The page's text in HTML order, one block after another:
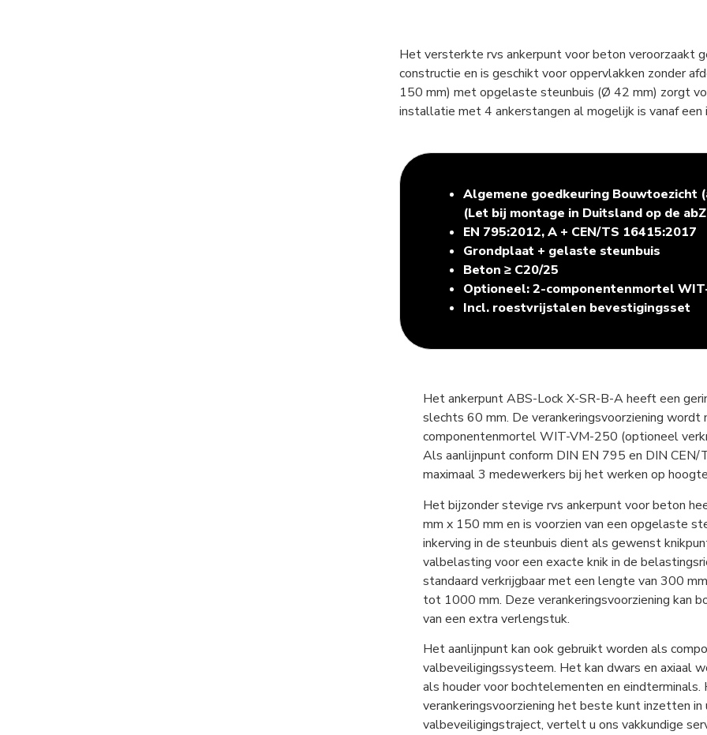
Het versterkte rvs ankerpunt voor beton veroorzaakt
constructie en is geschikt voor oppervlakken zonder
150 mm) met opgelaste steunbuis (Ø 42 mm) zorgt
installatie met 4 ankerstangen al mogelijk is vanaf
Algemene goedkeuring Bouwtoezicht
(Let bij montage in Duitsland op de
EN 795:2012, A + CEN/TS 16415:2017
Grondplaat + gelaste steunbuis
Beton ≥ C20/25
Optioneel: 2-componentenmortel
Incl. roestvrijstalen bevestigingsset
Het ankerpunt ABS-Lock X-SR-B-A heeft een
slechts 60 mm. De verankeringsvoorziening
componentenmortel WIT-VM-250 (optioneel
Als aanlijnpunt conform DIN EN 795 en DIN
maximaal 3 medewerkers bij het werken op
Het bijzonder stevige rvs ankerpunt voor beton
mm x 150 mm en is voorzien van een opgelaste
inkerving in de steunbuis dient als gewenst
valbelasting voor een exacte knik in de
standaard verkrijgbaar met een lengte van 300
tot 1000 mm. Deze verankeringsvoorziening kan
van een extra verlengstuk.
Het aanlijnpunt kan ook gebruikt worden als
valbeveiligingssysteem. Het kan dwars en axiaal
als houder voor bochtelementen en eindterminals.
verankeringsvoorziening het beste kunt inzetten in
valbeveiligingstraject, vertelt u ons vakkundige